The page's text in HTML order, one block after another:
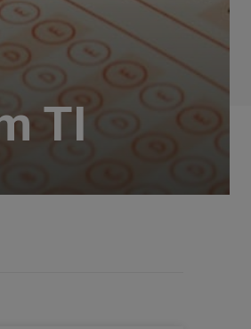
TI